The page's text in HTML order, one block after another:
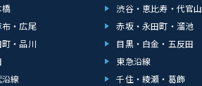
橋 渋谷・恵比寿・代官山
・広尾 赤坂・永田町・溜池
・品川 目黒・白金・五反田
東急沿線
線 千住・綾瀬・葛飾